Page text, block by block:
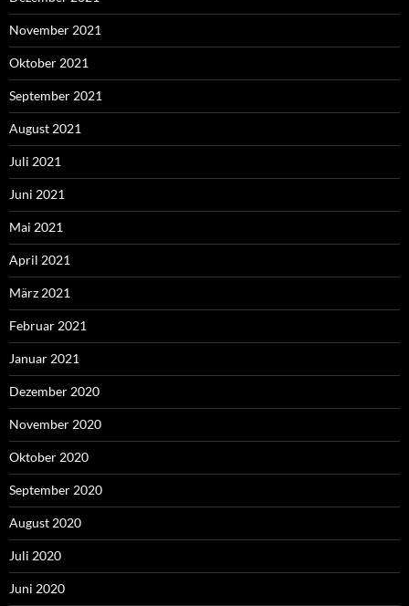
November 2021
Oktober 2021
September 2021
August 2021
Juli 2021
Juni 2021
Mai 2021
April 2021
März 2021
Februar 2021
Januar 2021
Dezember 2020
November 2020
Oktober 2020
September 2020
August 2020
Juli 2020
Juni 2020